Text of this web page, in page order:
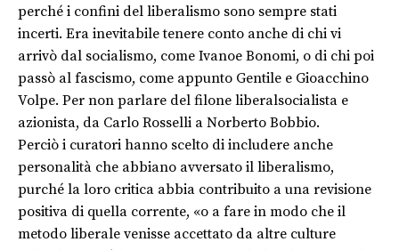
perché i confini del liberalismo sono sempre stati
incerti. Era inevitabile tenere conto anche di chi vi
arrivò dal socialismo, come Ivanoe Bonomi, o di chi poi
passò al fascismo, come appunto Gentile e Gioacchino
Volpe. Per non parlare del filone liberalsocialista e
azionista, da Carlo Rosselli a Norberto Bobbio.
Perciò i curatori hanno scelto di includere anche
personalità che abbiano avversato il liberalismo,
purché la loro critica abbia contribuito a una revisione
positiva di quella corrente, «o a fare in modo che il
metodo liberale venisse accettato da altre culture